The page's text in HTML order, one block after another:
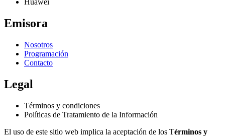
Emisora
Nosotros
Programación
Contacto
Legal
Términos y condiciones
Políticas de Tratamiento de la Información
El uso de este sitio web implica la aceptación de los Términos y